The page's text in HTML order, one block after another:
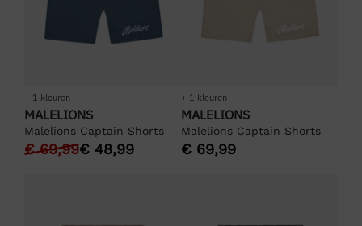
+ 1 kleuren
MALELIONS
Malelions Captain Shorts
€69,99€ 48,99
+ 1 kleuren
MALELIONS
Malelions Captain Shorts
€ 69,99